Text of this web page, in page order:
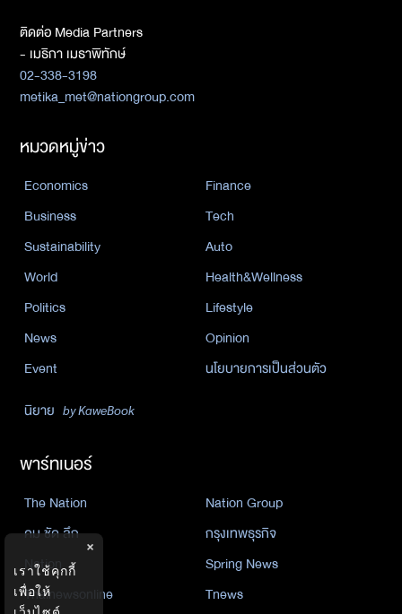
ติดต่อ Media Partners
- เมธิกา เมธาพิทักษ์
02-338-3198
metika_met@nationgroup.com
หมวดหมู่ข่าว
Economics
Finance
Business
Tech
Sustainability
Auto
World
Health&Wellness
Politics
Lifestyle
News
Opinion
Event
นโยบายการเป็นส่วนตัว
นิยาย by KaweBook
พาร์ทเนอร์
The Nation
Nation Group
คม ชัด ลึก
กรุงเทพธุรกิจ
Nation
Spring News
Thainewsonline
Tnews
×
เราใช้คุกกี้
เพื่อให้